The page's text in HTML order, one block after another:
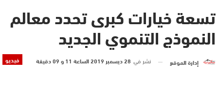
تسعة خيارات كبرى تحدد معالم
النموذج التنموي الجديد
فيديو إدارة الموقع نشر في 28 ديسمبر 2019 الساعة 11 و 09 دقيقة